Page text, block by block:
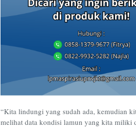
“Kita lindungi yang sudah ada, kemudian
melihat data kondisi lamun yang kita miliki